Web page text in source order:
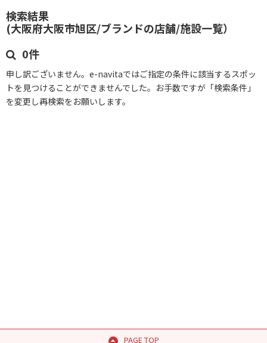
検索結果
(大阪府大阪市旭区/ブランドの店舗/施設一覧）
0件
申し訳ございません。e-navitaではご指定の条件に該当するスポッ
トを見つけることができませんでした。お手数ですが「検索条件」
を変更し再検索をお願いします。
PAGE TOP